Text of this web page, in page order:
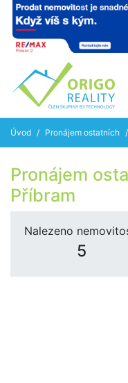
Úvod Pronájem ostatních
Pronájem
Příbram
Nalezeno
5